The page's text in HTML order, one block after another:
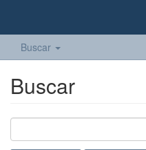
Buscar
Buscar